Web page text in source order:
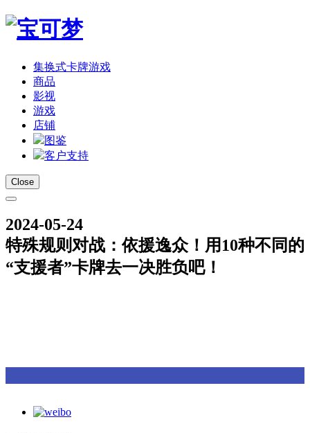
集换式卡牌游戏
商品
影视
游戏
店铺
图鉴
客户支持
Close
2024-05-24
特殊规则对战：依援逸众！用10种不同的
“支援者”卡牌去一决胜负吧！